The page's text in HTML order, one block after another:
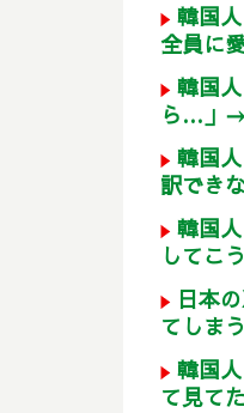
韓国
全員に
韓国
ら…」→
韓国
訳でき
韓国
してこ
日本
てしま
韓国
て見て